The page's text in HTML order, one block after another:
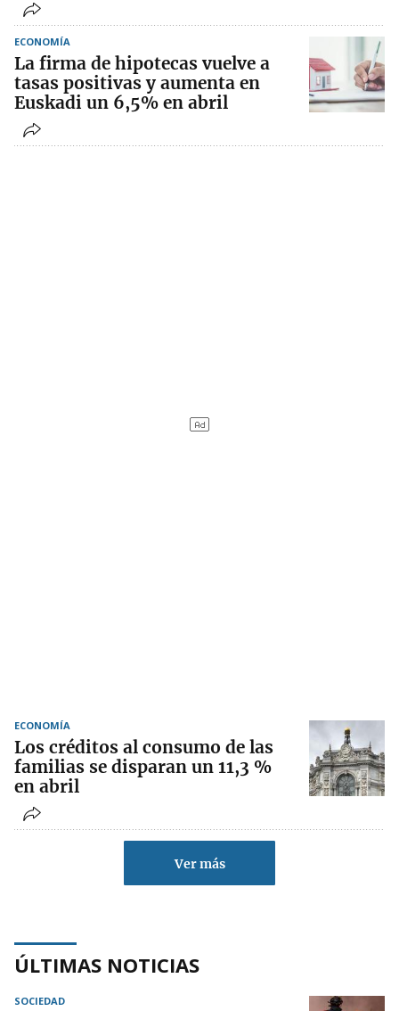
ECONOMÍA
La firma de hipotecas vuelve a
tasas positivas y aumenta en
Euskadi un 6,5% en abril
ECONOMÍA
Los créditos al consumo de las
familias se disparan un 11,3 %
en abril
Ver más
ÚLTIMAS NOTICIAS
SOCIEDAD